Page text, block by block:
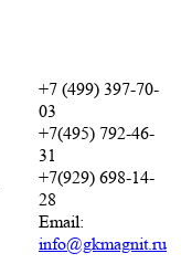
+7 (499) 397-70-
03
+7(495) 792-46-
31
+7(929) 698-14-
28
Email:
info@gkmagnit.ru